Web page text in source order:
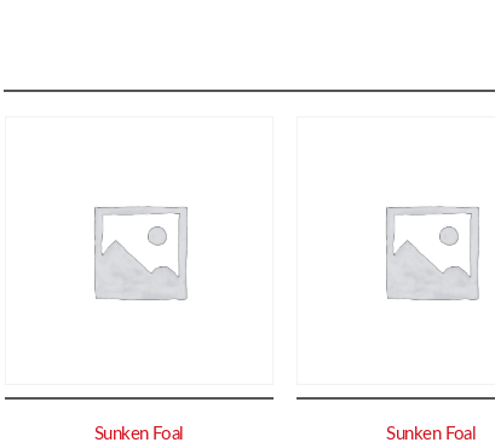
Sunken Foal Sunken Foal